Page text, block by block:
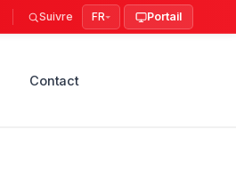
Suivre FR Portail
Contact